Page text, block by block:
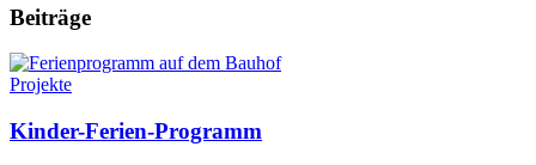
Beiträge
Projekte
Kinder-Ferien-Programm